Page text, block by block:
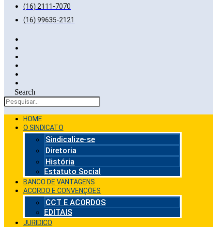
(16) 2111-7070
(16) 99635-2121
Search
HOME
O SINDICATO
Sindicalize-se
Diretoria
História
Estatuto Social
BANCO DE VANTAGENS
ACORDO E CONVENÇÕES
CCT E ACORDOS
EDITAIS
JURIDICO